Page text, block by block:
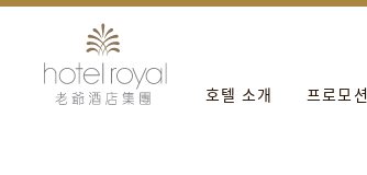
호텔 소개 프로모션